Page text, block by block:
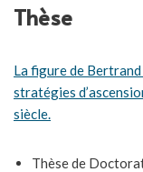
Thèse
La figure de
stratégies
siècle.
Thèse de